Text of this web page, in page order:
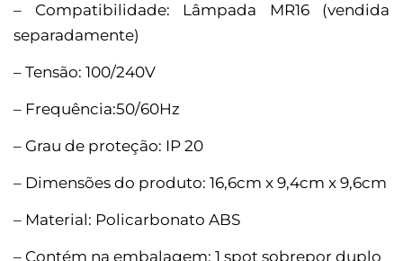
– Compatibilidade: Lâmpada MR16 (vendida
separadamente)
– Tensão: 100/240V
– Frequência:50/60Hz
– Grau de proteção: IP 20
– Dimensões do produto: 16,6cm x 9,4cm x 9,6cm
– Material: Policarbonato ABS
– Contém na embalagem: 1 spot sobrepor duplo